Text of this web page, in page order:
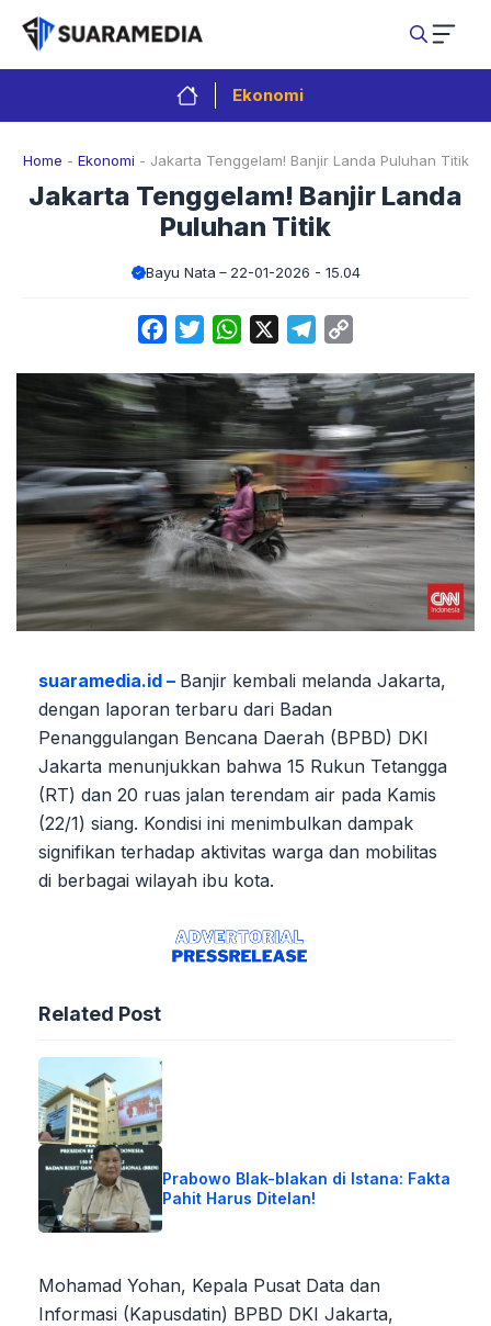
Langsung
isi
Ekonomi
Home - Ekonomi - Jakarta Tenggelam! Banjir Landa Puluhan Titik
Jakarta Tenggelam! Banjir Landa
Puluhan Titik
Bayu Nata 22-01-2026 - 15.04
FacebookTwitterWhatsApp Telegram
suaramedia.id – Banjir kembali melanda Jakarta,
dengan laporan terbaru dari Badan
Penanggulangan Bencana Daerah (BPBD) DKI
Jakarta menunjukkan bahwa 15 Rukun Tetangga
(RT) dan 20 ruas jalan terendam air pada Kamis
(22/1) siang. Kondisi ini menimbulkan dampak
signifikan terhadap aktivitas warga dan mobilitas
di berbagai wilayah ibu kota.
Related Post
Prabowo Blak-blakan di Istana: Fakta
Pahit Harus Ditelan!
Mohamad Yohan, Kepala Pusat Data dan
Informasi (Kapusdatin) BPBD DKI Jakarta,